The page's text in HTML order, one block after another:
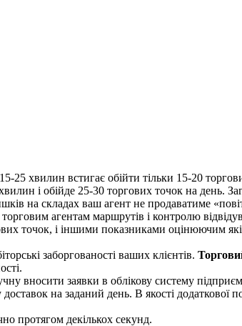
25 хвилин встигає обійти тільки 15-20
і обійде 25-30 торгових точок на день.
на складах ваш агент не продаватиме
агентам маршрутів і контролю
точок, і іншими показниками оцінюючим
заборгованості ваших клієнтів.
вносити заявки в облікову систему
на заданий день. В якості додаткової
протягом декількох секунд.